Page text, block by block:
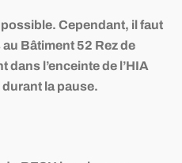
possible. Cependant, il faut
Bâtiment 52 Rez de
dans l’enceinte de l’HIA
la pause.